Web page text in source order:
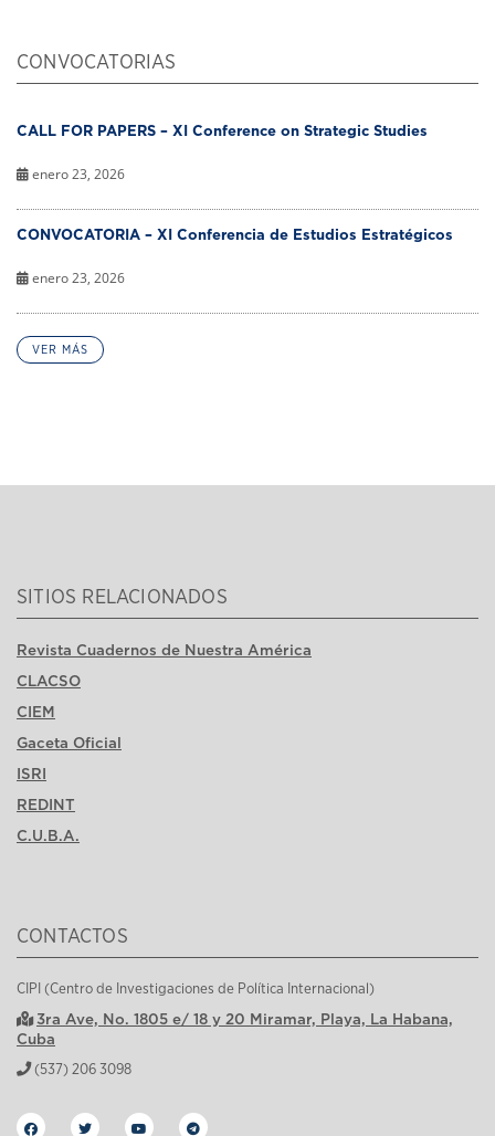
CONVOCATORIAS
CALL FOR PAPERS – XI Conference on Strategic Studies
enero 23, 2026
CONVOCATORIA – XI Conferencia de Estudios Estratégicos
enero 23, 2026
VER MÁS
SITIOS RELACIONADOS
Revista Cuadernos de Nuestra América
CLACSO
CIEM
Gaceta Oficial
ISRI
REDINT
C.U.B.A.
CONTACTOS
CIPI (Centro de Investigaciones de Política Internacional)
3ra Ave, No. 1805 e/ 18 y 20 Miramar, Playa, La Habana,
Cuba
(537) 206 3098